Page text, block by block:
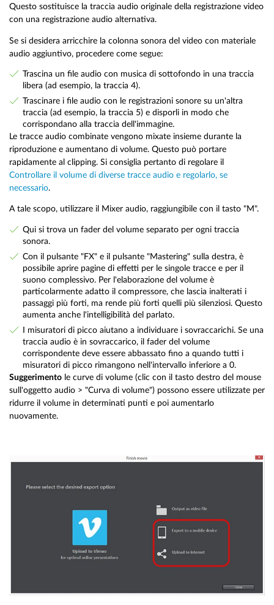
Questo sostituisce la traccia audio originale della registrazione video
con una registrazione audio alternativa.
Se si desidera arricchire la colonna sonora del video con materiale
audio aggiuntivo, procedere come segue:
Trascina un file audio con musica di sottofondo in una traccia
libera (ad esempio, la traccia 4).
Trascinare i file audio con le registrazioni sonore su un'altra
traccia (ad esempio, la traccia 5) e disporli in modo che
corrispondano alla traccia dell'immagine.
Le tracce audio combinate vengono mixate insieme durante la
riproduzione e aumentano di volume. Questo può portare
rapidamente al clipping. Si consiglia pertanto di regolare il
Controllare il volume di diverse tracce audio e regolarlo, se
necessario.
A tale scopo, utilizzare il Mixer audio, raggiungibile con il tasto "M".
Qui si trova un fader del volume separato per ogni traccia
sonora.
Con il pulsante "FX" e il pulsante "Mastering" sulla destra, è
possibile aprire pagine di effetti per le singole tracce e per il
suono complessivo. Per l'elaborazione del volume è
particolarmente adatto il compressore, che lascia inalterati i
passaggi più forti, ma rende più forti quelli più silenziosi. Questo
aumenta anche l'intelligibilità del parlato.
I misuratori di picco aiutano a individuare i sovraccarichi. Se una
traccia audio è in sovraccarico, il fader del volume
corrispondente deve essere abbassato fino a quando tutti i
misuratori di picco rimangono nell'intervallo inferiore a 0.
Suggerimento le curve di volume (clic con il tasto destro del mouse
sull'oggetto audio > "Curva di volume") possono essere utilizzate per
ridurre il volume in determinati punti e poi aumentarlo
nuovamente.